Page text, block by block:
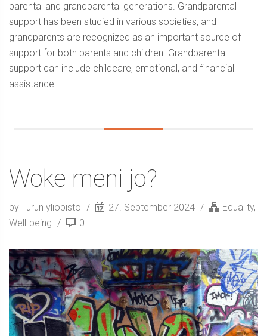
parental and grandparental generations. Grandparental
support has been studied in various societies, and
grandparents are recognized as an important source of
support for both parents and children. Grandparental
support can include childcare, emotional, and financial
assistance. ...
Woke meni jo?
by Turun yliopisto 27. September 2024 Equality,
Well-being
0